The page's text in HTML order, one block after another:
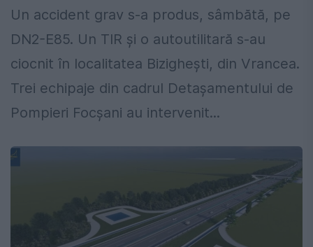
Un accident grav s-a produs, sâmbătă, pe
DN2-E85. Un TIR și o autoutilitară s-au
ciocnit în localitatea Bizighești, din Vrancea.
Trei echipaje din cadrul Detașamentului de
Pompieri Focșani au intervenit...